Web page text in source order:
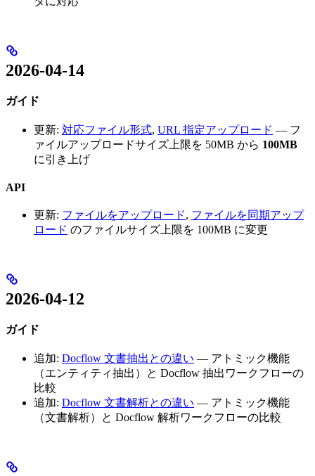
2026-04-14
ガイド
更新: 対応ファイル形式, URL 指定アップロード — フ
ァイルアップロードサイズ上限を 50MB から 100MB
に引き上げ
API
更新: ファイルをアップロード, ファイルを同期アップ
ロード のファイルサイズ上限を 100MB に変更
2026-04-12
ガイド
追加: Docflow 文書抽出との違い — アトミック機能
（エンティティ抽出）と Docflow 抽出ワークフローの
比較
追加: Docflow 文書解析との違い — アトミック機能
（文書解析）と Docflow 解析ワークフローの比較